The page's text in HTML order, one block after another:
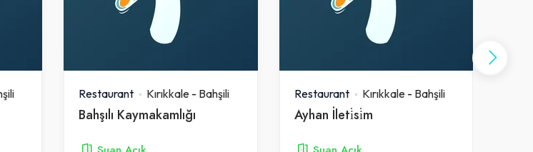
Restaurant Kırıkkale - Bahşili
Bahşılı Kaymakamlığı
Restaurant Kırıkkale- Bahşili
Ayhan İleti̇si̇m